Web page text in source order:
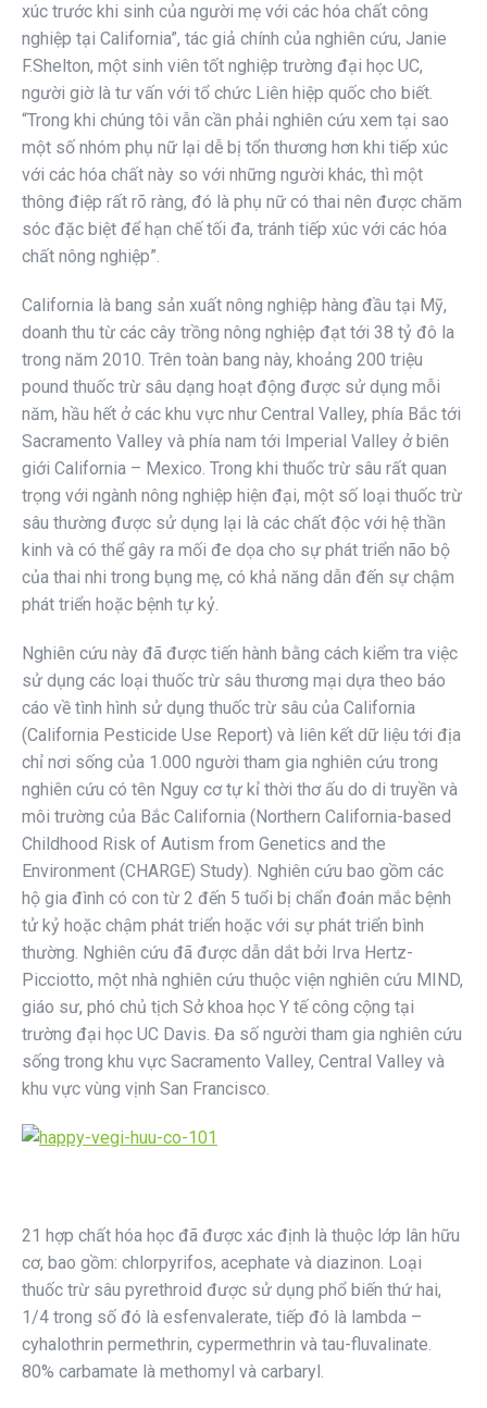
xúc trước khi sinh của người mẹ với các hóa chất công
nghiệp tại California”, tác giả chính của nghiên cứu, Janie
F.Shelton, một sinh viên tốt nghiệp trường đại học UC,
người giờ là tư vấn với tổ chức Liên hiệp quốc cho biết.
“Trong khi chúng tôi vẫn cần phải nghiên cứu xem tại sao
một số nhóm phụ nữ lại dễ bị tổn thương hơn khi tiếp xúc
với các hóa chất này so với những người khác, thì một
thông điệp rất rõ ràng, đó là phụ nữ có thai nên được chăm
sóc đặc biệt để hạn chế tối đa, tránh tiếp xúc với các hóa
chất nông nghiệp”.
California là bang sản xuất nông nghiệp hàng đầu tại Mỹ,
doanh thu từ các cây trồng nông nghiệp đạt tới 38 tỷ đô la
trong năm 2010. Trên toàn bang này, khoảng 200 triệu
pound thuốc trừ sâu dạng hoạt động được sử dụng mỗi
năm, hầu hết ở các khu vực như Central Valley, phía Bắc tới
Sacramento Valley và phía nam tới Imperial Valley ở biên
giới California – Mexico. Trong khi thuốc trừ sâu rất quan
trọng với ngành nông nghiệp hiện đại, một số loại thuốc trừ
sâu thường được sử dụng lại là các chất độc với hệ thần
kinh và có thể gây ra mối đe dọa cho sự phát triển não bộ
của thai nhi trong bụng mẹ, có khả năng dẫn đến sự chậm
phát triển hoặc bệnh tự kỷ.
Nghiên cứu này đã được tiến hành bằng cách kiểm tra việc
sử dụng các loại thuốc trừ sâu thương mại dựa theo báo
cáo về tình hình sử dụng thuốc trừ sâu của California
(California Pesticide Use Report) và liên kết dữ liệu tới địa
chỉ nơi sống của 1.000 người tham gia nghiên cứu trong
nghiên cứu có tên Nguy cơ tự kỉ thời thơ ấu do di truyền và
môi trường của Bắc California (Northern California-based
Childhood Risk of Autism from Genetics and the
Environment (CHARGE) Study). Nghiên cứu bao gồm các
hộ gia đình có con từ 2 đến 5 tuổi bị chẩn đoán mắc bệnh
tử kỷ hoặc chậm phát triển hoặc với sự phát triển bình
thường. Nghiên cứu đã được dẫn dắt bởi Irva Hertz-
Picciotto, một nhà nghiên cứu thuộc viện nghiên cứu MIND,
giáo sư, phó chủ tịch Sở khoa học Y tế công cộng tại
trường đại học UC Davis. Đa số người tham gia nghiên cứu
sống trong khu vực Sacramento Valley, Central Valley và
khu vực vùng vịnh San Francisco.
21 hợp chất hóa học đã được xác định là thuộc lớp lân hữu
cơ, bao gồm: chlorpyrifos, acephate và diazinon. Loại
thuốc trừ sâu pyrethroid được sử dụng phổ biến thứ hai,
1/4 trong số đó là esfenvalerate, tiếp đó là lambda –
cyhalothrin permethrin, cypermethrin và tau-fluvalinate.
80% carbamate là methomyl và carbaryl.